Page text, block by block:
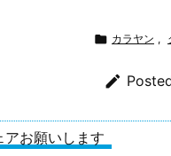
 カラヤン ,

アお願いします